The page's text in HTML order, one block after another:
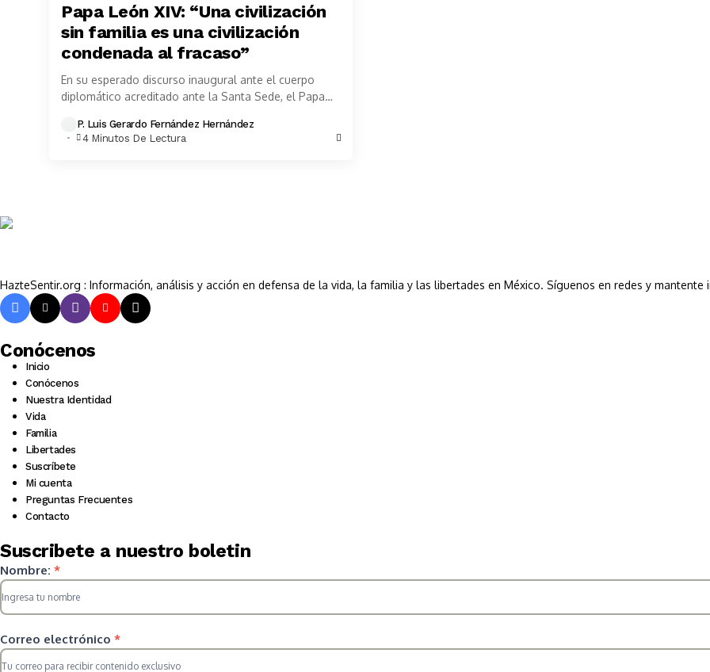
Papa León XIV: “Una civilización
sin familia es una civilización
condenada al fracaso”
En su esperado discurso inaugural ante el cuerpo
diplomático acreditado ante la Santa Sede, el Papa
P. Luis Gerardo Fernández Hernández
4 Minutos De Lectura
HazteSentir.org : Información, análisis y acción en defensa de la vida, la familia y las libertades en México. Síguenos en redes y mantente
Conócenos
Inicio
Conócenos
Nuestra Identidad
Vida
Familia
Libertades
Suscríbete
Mi cuenta
Preguntas Frecuentes
Contacto
Suscribete a nuestro boletin
Suscripcion
HS
2025
Nombre: *
Correo electrónico *